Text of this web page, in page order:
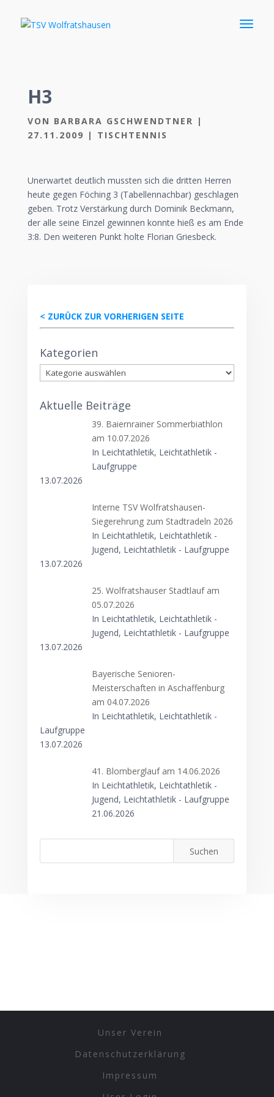
H3
VON BARBARA GSCHWENDTNER |
27.11.2009 | TISCHTENNIS
Unerwartet deutlich mussten sich die dritten Herren
heute gegen Föching 3 (Tabellennachbar) geschlagen
geben. Trotz Verstärkung durch Dominik Beckmann,
der alle seine Einzel gewinnen konnte hieß es am Ende
3:8. Den weiteren Punkt holte Florian Griesbeck.
< ZURÜCK ZUR VORHERIGEN SEITE
Kategorien
Kategorien
Aktuelle Beiträge
39. Baiernrainer Sommerbiathlon
am 10.07.2026
In Leichtathletik, Leichtathletik -
Laufgruppe
13.07.2026
Interne TSV Wolfratshausen-
Siegerehrung zum Stadtradeln 2026
In Leichtathletik, Leichtathletik -
Jugend, Leichtathletik - Laufgruppe
13.07.2026
25. Wolfratshauser Stadtlauf am
05.07.2026
In Leichtathletik, Leichtathletik -
Jugend, Leichtathletik - Laufgruppe
13.07.2026
Bayerische Senioren-
Meisterschaften in Aschaffenburg
am 04.07.2026
In Leichtathletik, Leichtathletik -
Laufgruppe
13.07.2026
41. Blomberglauf am 14.06.2026
In Leichtathletik, Leichtathletik -
Jugend, Leichtathletik - Laufgruppe
21.06.2026
Unser Verein
Datenschutzerklärung
Impressum